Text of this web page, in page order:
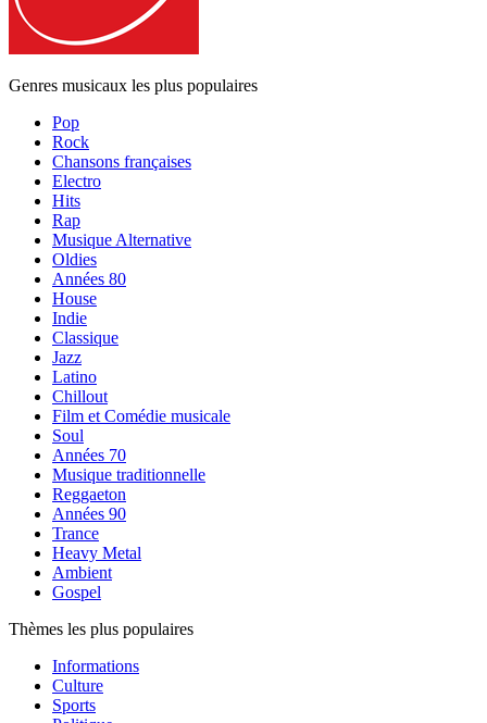
Genres musicaux les plus populaires
Pop
Rock
Chansons françaises
Electro
Hits
Rap
Musique Alternative
Oldies
Années 80
House
Indie
Classique
Jazz
Latino
Chillout
Film et Comédie musicale
Soul
Années 70
Musique traditionnelle
Reggaeton
Années 90
Trance
Heavy Metal
Ambient
Gospel
Thèmes les plus populaires
Informations
Culture
Sports